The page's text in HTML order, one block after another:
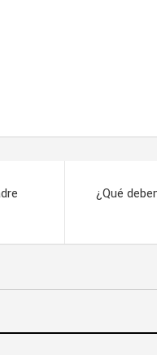
¿Qué